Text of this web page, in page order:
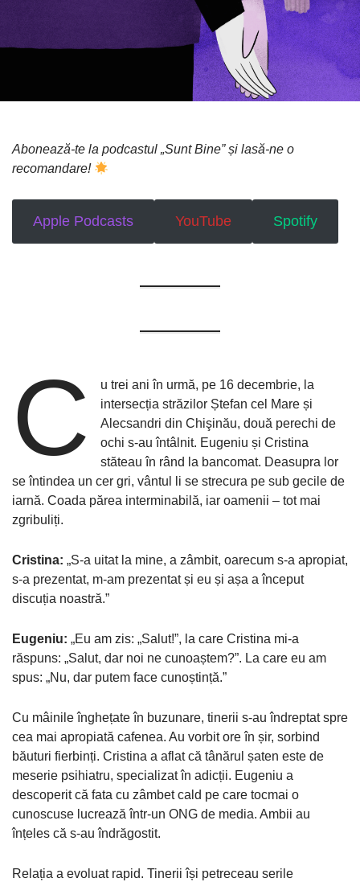
Abonează-te la podcastul „Sunt Bine” și lasă-ne o
recomandare!
Apple Podcasts YouTube Spotify
C
u trei ani în urmă, pe 16 decembrie, la
intersecția străzilor Ștefan cel Mare și
Alecsandri din Chişinău, două perechi de
ochi s-au întâlnit. Eugeniu și Cristina
stăteau în rând la bancomat. Deasupra lor
se întindea un cer gri, vântul li se strecura pe sub gecile de
iarnă. Coada părea interminabilă, iar oamenii – tot mai
zgribuliți.
Cristina: „S-a uitat la mine, a zâmbit, oarecum s-a apropiat,
s-a prezentat, m-am prezentat și eu și așa a început
discuția noastră.”
Eugeniu: „Eu am zis: „Salut!”, la care Cristina mi-a
răspuns: „Salut, dar noi ne cunoaștem?”. La care eu am
spus: „Nu, dar putem face cunoștință.”
Cu mâinile înghețate în buzunare, tinerii s-au îndreptat spre
cea mai apropiată cafenea. Au vorbit ore în șir, sorbind
băuturi fierbinți. Cristina a aflat că tânărul șaten este de
meserie psihiatru, specializat în adicții. Eugeniu a
descoperit că fata cu zâmbet cald pe care tocmai o
cunoscuse lucrează într-un ONG de media. Ambii au
înțeles că s-au îndrăgostit.
Relația a evoluat rapid. Tinerii își petreceau serile